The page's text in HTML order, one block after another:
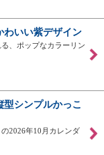
わいい紫デザイン
、ポップなカラーリン
型シンプルかっこ
2026年10月カレンダ